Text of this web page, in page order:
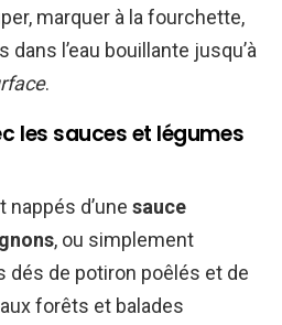
marquer à la fourchette,
l’eau bouillante jusqu’à
.
les sauces et légumes
nappés d’une sauce
, ou simplement
dés de potiron poêlés et de
forêts et balades